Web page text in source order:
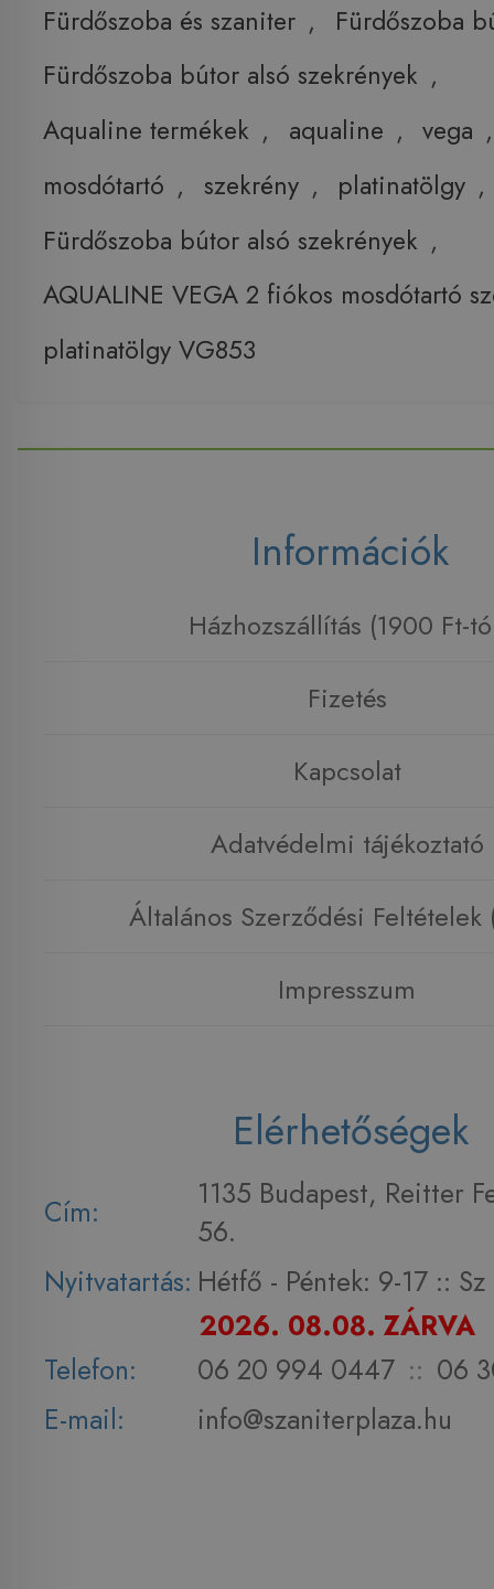
Fürdőszoba és szaniter ,
Fürdőszoba
Fürdőszoba bútor alsó szekrények ,
Aqualine termékek , aqualine , vega
mosdótartó , szekrény , platinatölgy ,
Fürdőszoba bútor alsó szekrények ,
AQUALINE VEGA 2 fiókos mosdótartó
platinatölgy VG853
Információk
Házhozszállítás (1900 Ft-
Fizetés
Kapcsolat
Adatvédelmi tájékoztató
Általános Szerződési Feltételek
Impresszum
Elérhetőségek
Cím:
1135 Budapest, Reitter
56.
Nyitvatartás: Hétfő - Péntek: 9-17 :: Sz
2026. 08.08. ZÁRVA
Telefon:
06 20 994 0447 :: 06
E-mail:
info@szaniterplaza.hu